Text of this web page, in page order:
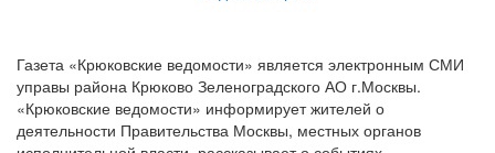
Газета «Крюковские ведомости» является электронным СМИ
управы района Крюково Зеленоградского АО г.Москвы.
«Крюковские ведомости» информирует жителей о
деятельности Правительства Москвы, местных органов